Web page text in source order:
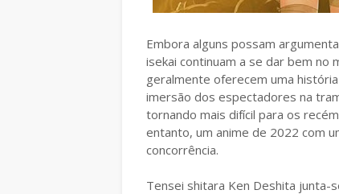
Embora alguns possam
isekai continuam a se dar bem no
geralmente oferecem uma
imersão dos espectadores na
tornando mais difícil para os
entanto, um anime de 2022 com
concorrência.
Tensei shitara Ken Deshita junta-